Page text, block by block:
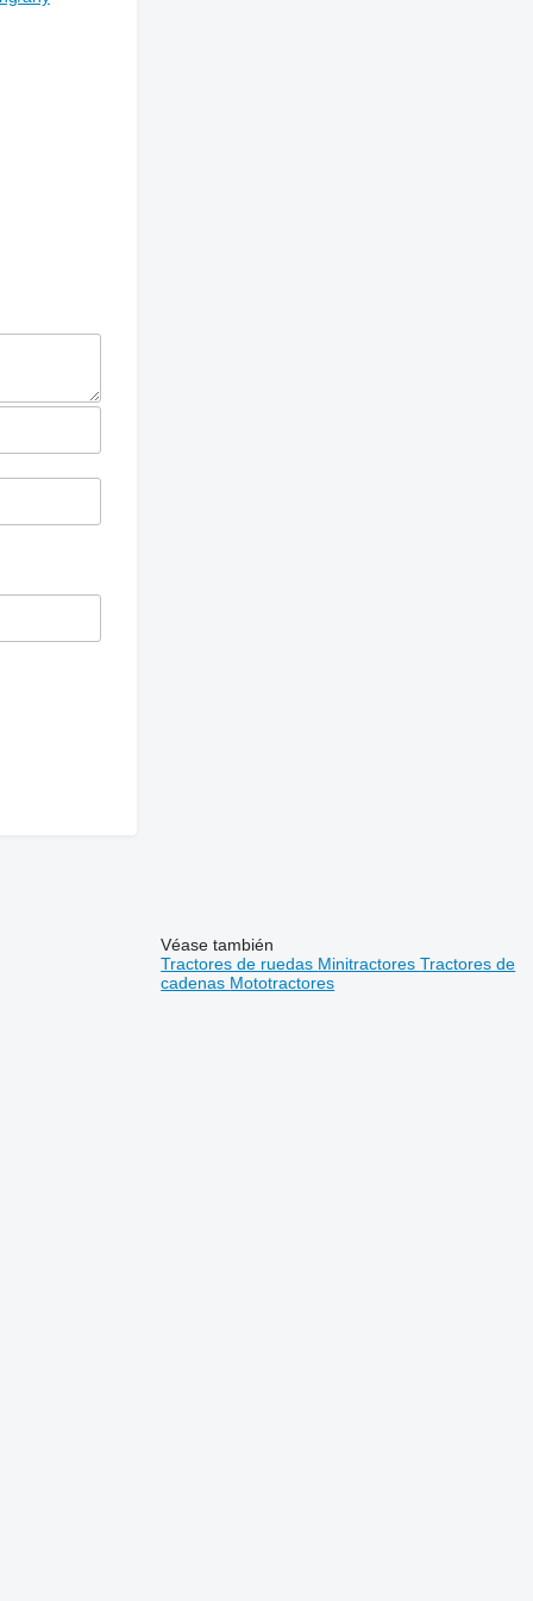
Véase también
Tractores de ruedas MinitractoresTractores de
cadenas Mototractores